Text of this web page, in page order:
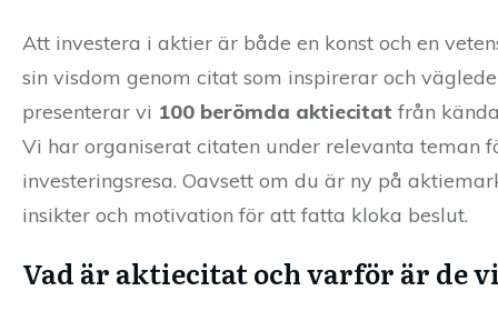
Att investera i aktier är både en konst och en
sin visdom genom citat som inspirerar och
presenterar vi 100 berömda aktiecitat från
Vi har organiserat citaten under relevanta teman
investeringsresa. Oavsett om du är ny på
insikter och motivation för att fatta kloka beslut.
Vad är aktiecitat och varför är de